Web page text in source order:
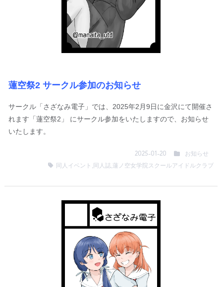
蓮空祭2 サークル参加のお知らせ
サークル「さざなみ電子」では、2025年2月9日に金沢にて開催さ
れます「蓮空祭2」 にサークル参加をいたしますので、お知らせ
いたします。
2025-01-20
お知らせ
同人イベント , 同人誌,蓮ノ空女学院スクールアイドルクラブ